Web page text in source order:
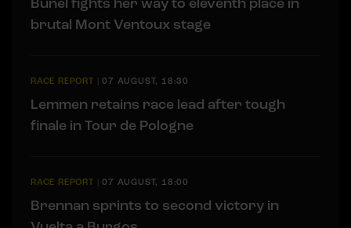
brutal Mont Ventoux stage
RACE REPORT |07 AUGUST, 18:30
Lemmen retains race lead after tough
finale in Tour de Pologne
RACE REPORT |07 AUGUST, 18:00
Brennan sprints to second victory in